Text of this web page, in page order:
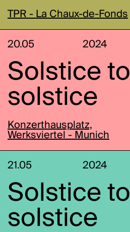
TPR - La Chaux-de-Fonds
20.05 2024
Solstice to
solstice
Konzerthausplatz,
Werksviertel - Munich
21.05 2024
Solstice to
solstice